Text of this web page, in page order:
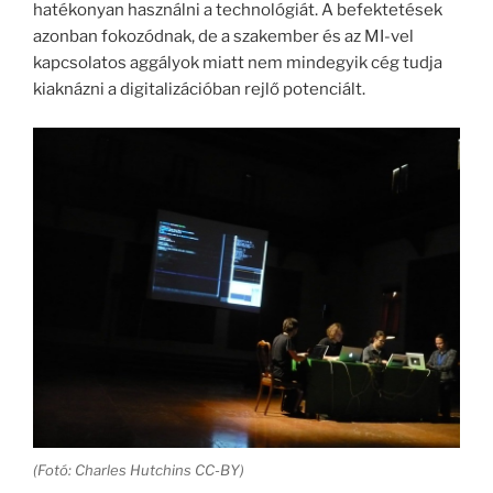
hatékonyan használni a technológiát. A befektetések
azonban fokozódnak, de a szakember és az MI-vel
kapcsolatos aggályok miatt nem mindegyik cég tudja
kiaknázni a digitalizációban rejlő potenciált.
(Fotó: Charles Hutchins CC-BY)